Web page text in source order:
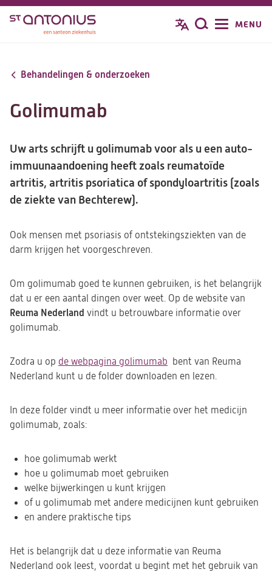
Overslaan
inhoud
Zoeken
MENU
Behandelingen & onderzoeken
Golimumab
Uw arts schrijft u golimumab voor als u een auto-
immuunaandoening heeft zoals reumatoïde
artritis, artritis psoriatica of spondyloartritis (zoals
de ziekte van Bechterew).
Ook mensen met psoriasis of ontstekingsziekten van de
darm krijgen het voorgeschreven.
Om golimumab goed te kunnen gebruiken, is het belangrijk
dat u er een aantal dingen over weet. Op de website van
Reuma Nederland vindt u betrouwbare informatie over
golimumab.
Zodra u op de webpagina golimumab (opent
in
nieuwe
bent van Reuma
Nederland kunt u de folder downloaden en lezen.
In deze folder vindt u meer informatie over het medicijn
golimumab, zoals:
hoe golimumab werkt
hoe u golimumab moet gebruiken
welke bijwerkingen u kunt krijgen
of u golimumab met andere medicijnen kunt gebruiken
en andere praktische tips
Het is belangrijk dat u deze informatie van Reuma
Nederland ook leest, voordat u begint met het gebruik van